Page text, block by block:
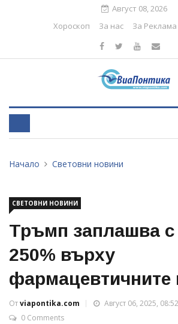
Август 08, 2026
Хороскоп
За нас За Реклама
Начало Световни новини
СВЕТОВНИ НОВИНИ
Тръмп заплашва
250% върху
фармацевтичните
Отviapontika.com
Август 06, 2025, 08:52
0 Comments